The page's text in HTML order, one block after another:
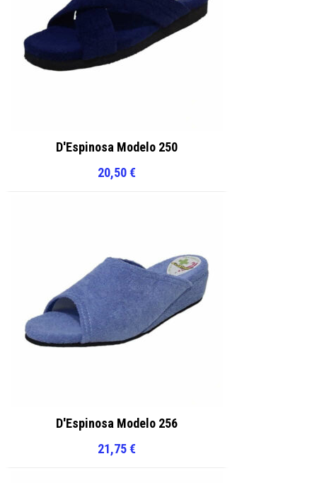
D'Espinosa Modelo 250
20,50€
D'Espinosa Modelo 256
21,75€